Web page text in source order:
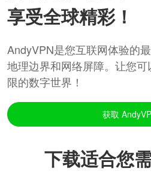
享受全球精彩！
AndyVPN是您互联网体验的
地理边界和网络屏障。让您
限的数字世界！
获取
下载适合您